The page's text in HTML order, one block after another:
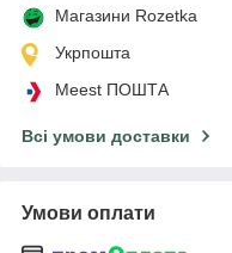
Магазини Rozetka
Укрпошта
Meest ПОШТА
Всі умови доставки
Умови оплати